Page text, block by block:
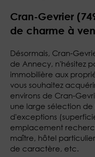
Cran-Gevrier
de charme à
Désormais, Cran-
de Annecy, n'hésitez
immobilière aux
vous souhaitez
environs de Cran-
une large sélection
d'exceptions
emplacement
maître, hôtel
de caractère, etc.